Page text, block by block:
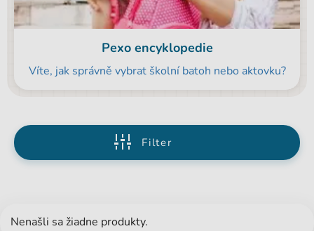
Pexo encyklopedie
Víte, jak správně vybrat školní batoh nebo aktovku?
Filter
Nenašli sa žiadne produkty.